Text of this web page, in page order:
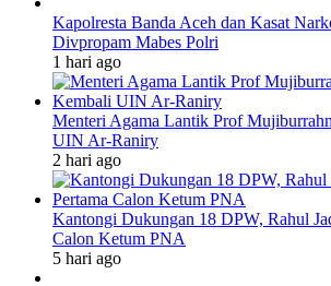
Kapolresta Banda Aceh dan Kasat
Divpropam Mabes Polri
1 hari ago
Menteri Agama Lantik Prof
UIN Ar-Raniry
2 hari ago
Kantongi Dukungan 18 DPW, Rahul
Calon Ketum PNA
5 hari ago